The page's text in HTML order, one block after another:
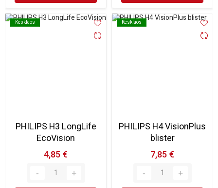
Kesklaos
Kesklaos
PHILIPS H3 LongLife
EcoVision
4,85 €
Kesklaos
Kesklaos
PHILIPS H4 VisionPlus
blister
7,85 €